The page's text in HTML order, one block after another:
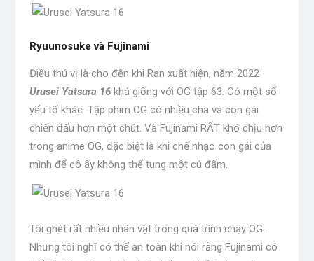
Ryuunosuke và Fujinami
Điều thú vị là cho đến khi Ran xuất hiện, năm 2022
Urusei Yatsura 16khá giống với OG tập 63. Có một số
yếu tố khác. Tập phim OG có nhiều cha và con gái
chiến đấu hơn một chút. Và Fujinami RẤT khó chịu hơn
trong anime OG, đặc biệt là khi chế nhạo con gái của
mình để cô ấy không thể tung một cú đấm.
Tôi ghét rất nhiều nhân vật trong quá trình chạy OG.
Nhưng tôi nghĩ có thể an toàn khi nói rằng Fujinami có